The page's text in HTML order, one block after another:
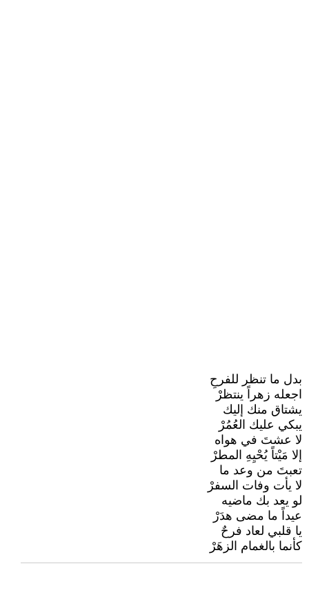
بدل ما تنظر للفرحِ
اجعله زهراً ينتظرْ
يشتاق منك إليك
يبكي عليك العُمُرْ
لا عشتَ في هواه
إلا مَيْتاً يُحْيِهِ المطرْ
تعبتَ من وعد ما
لا يأت وفات السفرْ
لو يعد بك ماضيه
عيداً ما مضى هدَرْ
يا قلبي لعاد فرحٌ
كأنما بالغمام الزهَرْ